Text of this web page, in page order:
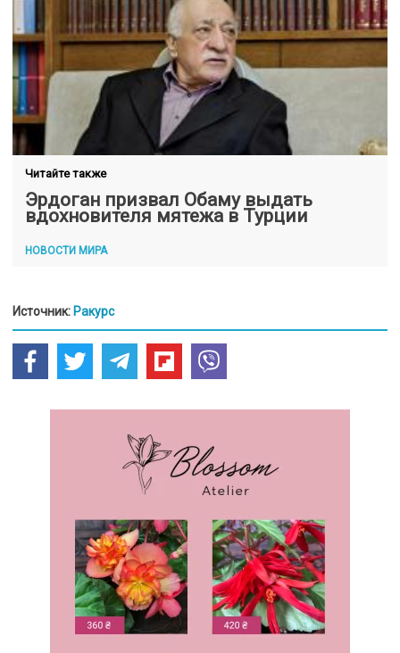
Читайте также
Эрдоган призвал Обаму выдать
вдохновителя мятежа в Турции
НОВОСТИ МИРА
Источник: Ракурс